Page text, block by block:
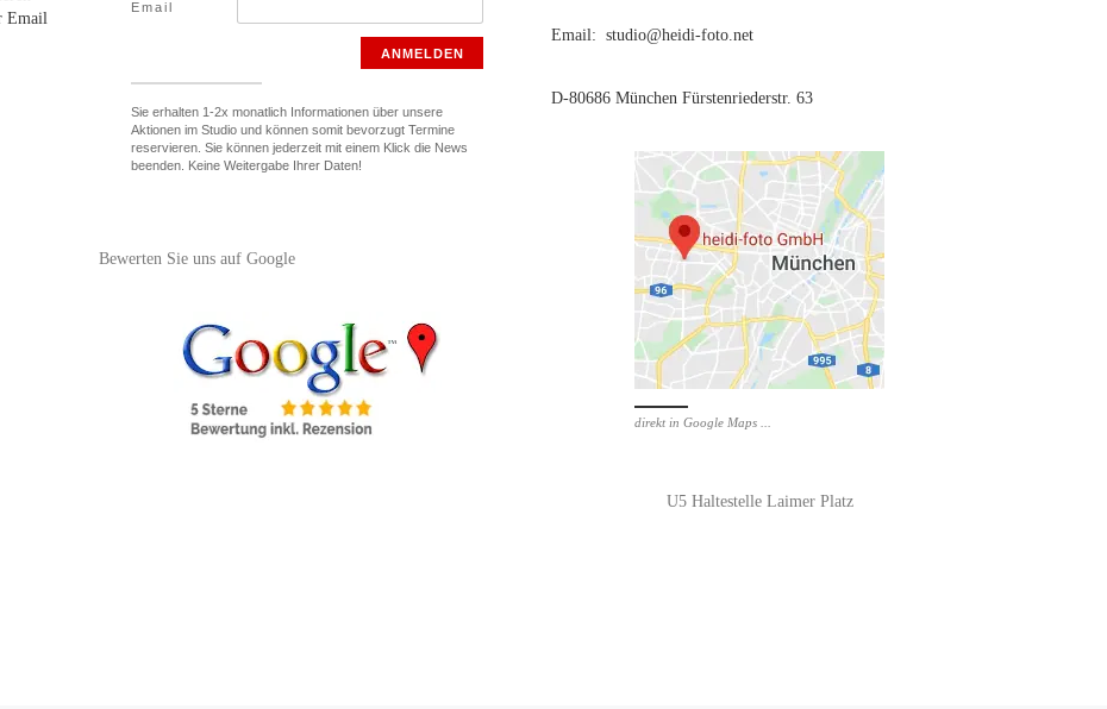
Email
Email
ANMELDEN
Sie erhalten 1-2x monatlich Informationen über unsere
Aktionen im Studio und können somit bevorzugt Termine
reservieren. Sie können jederzeit mit einem Klick die News
beenden. Keine Weitergabe Ihrer Daten!
Bewerten Sie uns auf Google
Email: studio@heidi-foto.net
D-80686 München Fürstenriederstr. 63
direkt in Google Maps ...
U5 Haltestelle Laimer Platz